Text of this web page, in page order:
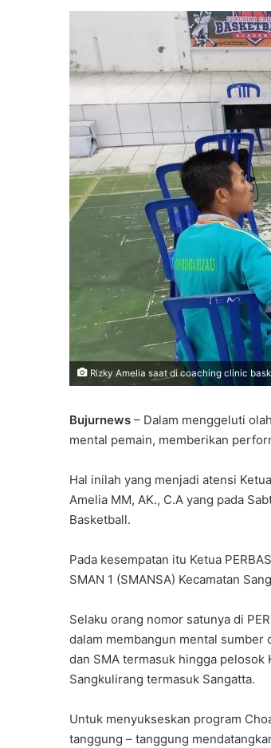
Rizky Amelia saat di coaching clinic
Bujurnews – Dalam menggeluti
mental pemain, memberikan
Hal inilah yang menjadi atensi
Amelia MM, AK., C.A yang pada
Basketball.
Pada kesempatan itu Ketua
SMAN 1 (SMANSA) Kecamatan
Selaku orang nomor satunya di
dalam membangun mental sumber
dan SMA termasuk hingga pelosok
Sangkulirang termasuk Sangatta.
Untuk menyukseskan program
tanggung – tanggung